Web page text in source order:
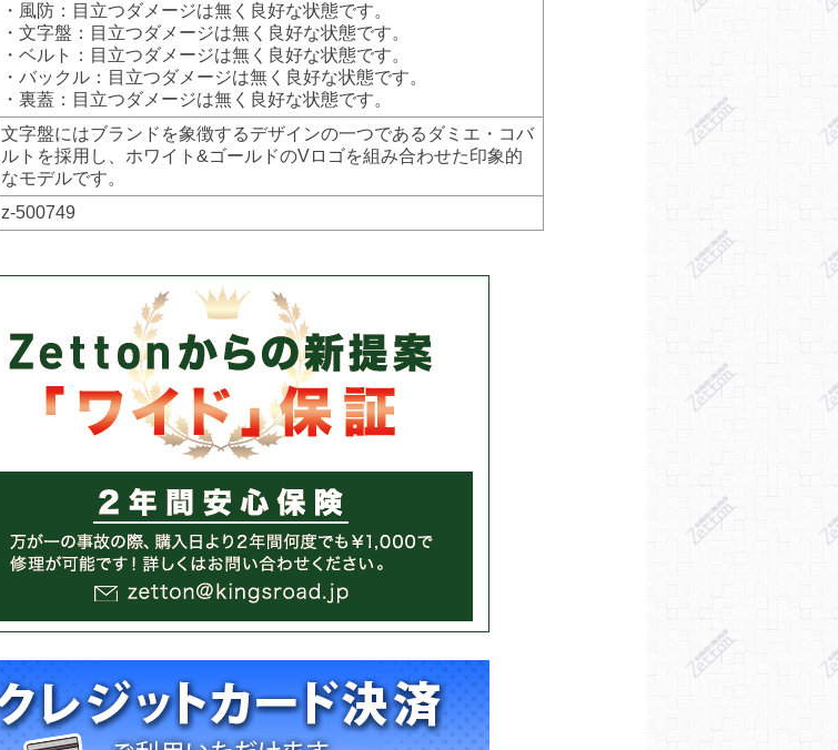
・風防：目立つダメージは無く良好な状態です。
・文字盤：目立つダメージは無く良好な状態です。
・ベルト：目立つダメージは無く良好な状態です。
・バックル：目立つダメージは無く良好な状態です。
・裏蓋：目立つダメージは無く良好な状態です。
文字盤にはブランドを象徴するデザインの一つであるダミエ・コバ
ルトを採用し、ホワイト&ゴールドのVロゴを組み合わせた印象的
なモデルです。
z-500749